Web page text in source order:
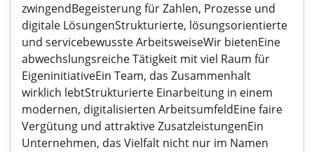
zwingendBegeisterung für Zahlen, Prozesse und
digitale LösungenStrukturierte, lösungsorientierte
und servicebewusste ArbeitsweiseWir bietenEine
abwechslungsreiche Tätigkeit mit viel Raum für
EigeninitiativeEin Team, das Zusammenhalt
wirklich lebtStrukturierte Einarbeitung in einem
modernen, digitalisierten ArbeitsumfeldEine faire
Vergütung und attraktive ZusatzleistungenEin
Unternehmen, das Vielfalt nicht nur im Namen